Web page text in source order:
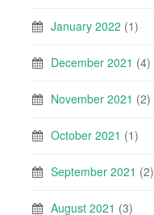
January 2022 (1)
December 2021 (4)
November 2021 (2)
October 2021 (1)
September 2021 (2)
August 2021 (3)